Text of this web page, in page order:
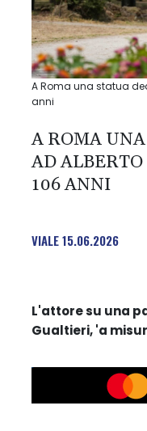
A Roma una statua
anni
A ROMA
AD
106 ANNI
VIALE15.06.2026
L'attore su una
Gualtieri, 'a